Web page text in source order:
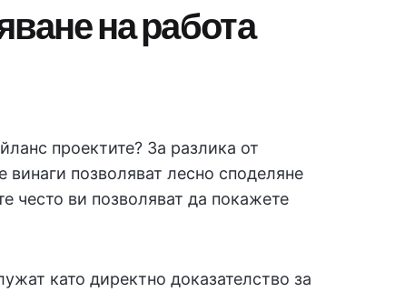
на работа
проектите? За разлика от
позволяват лесно споделяне
често ви позволяват да покажете
като директно доказателство за